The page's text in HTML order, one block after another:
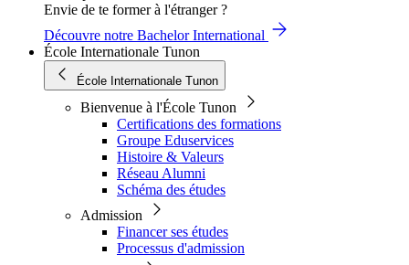
Envie de te former à l'étranger ?
Découvre notre Bachelor International
École Internationale Tunon
École Internationale Tunon
Bienvenue à l'École Tunon
Certifications des formations
Groupe Eduservices
Histoire & Valeurs
Réseau Alumni
Schéma des études
Admission
Financer ses études
Processus d'admission